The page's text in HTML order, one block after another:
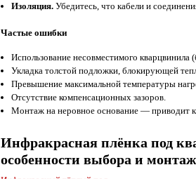
Изоляция. Убедитесь, что кабели и
Частые ошибки
Использование несовместимого кварцвинила
Укладка толстой подложки, блокирующей
Превышение максимальной температуры
Отсутствие компенсационных зазоров.
Монтаж на неровное основание — приводит
Инфракрасная плёнка под
особенности выбора и